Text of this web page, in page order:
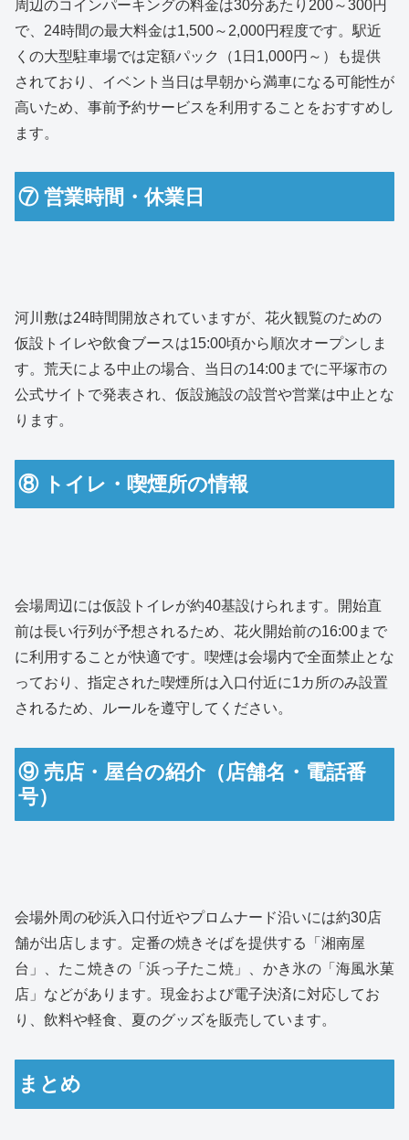
周辺のコインパーキングの料金は30分あたり200～300円
で、24時間の最大料金は1,500～2,000円程度です。駅近
くの大型駐車場では定額パック（1日1,000円～）も提供
されており、イベント当日は早朝から満車になる可能性が
高いため、事前予約サービスを利用することをおすすめし
ます。
⑦ 営業時間・休業日
河川敷は24時間開放されていますが、花火観覧のための
仮設トイレや飲食ブースは15:00頃から順次オープンしま
す。荒天による中止の場合、当日の14:00までに平塚市の
公式サイトで発表され、仮設施設の設営や営業は中止とな
ります。
⑧ トイレ・喫煙所の情報
会場周辺には仮設トイレが約40基設けられます。開始直
前は長い行列が予想されるため、花火開始前の16:00まで
に利用することが快適です。喫煙は会場内で全面禁止とな
っており、指定された喫煙所は入口付近に1カ所のみ設置
されるため、ルールを遵守してください。
⑨ 売店・屋台の紹介（店舗名・電話番
号）
会場外周の砂浜入口付近やプロムナード沿いには約30店
舗が出店します。定番の焼きそばを提供する「湘南屋
台」、たこ焼きの「浜っ子たこ焼」、かき氷の「海風氷菓
店」などがあります。現金および電子決済に対応してお
り、飲料や軽食、夏のグッズを販売しています。
まとめ